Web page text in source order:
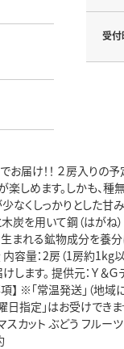
受付
届け！！ ２房入りの
しめます。しかも、種
なくしっかりとした
木炭を用いて鋼（は
まれる鉱物成分を養
内容量：2房（1房約
します。 提供元：Ｙ
※「常温発送」（地
日指定」はお受けで
スカット ぶどう フル